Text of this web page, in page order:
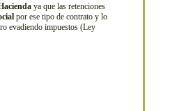
ya que las retenciones
por ese tipo de contrato y lo
evadiendo impuestos (Ley